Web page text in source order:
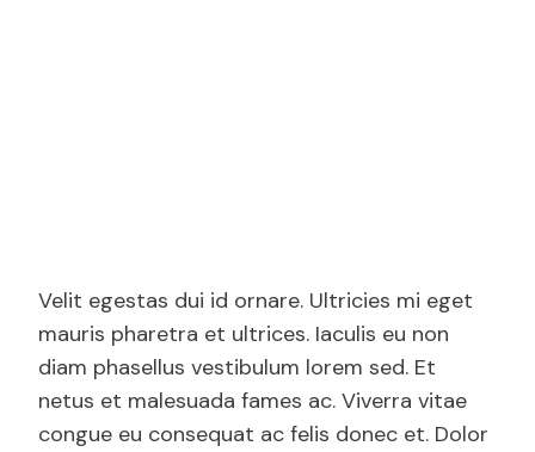
Velit egestas dui id ornare. Ultricies mi eget
mauris pharetra et ultrices. Iaculis eu non
diam phasellus vestibulum lorem sed. Et
netus et malesuada fames ac. Viverra vitae
congue eu consequat ac felis donec et. Dolor